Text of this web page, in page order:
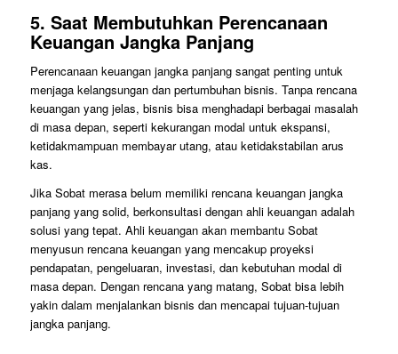
5. Saat Membutuhkan Perencanaan
Keuangan Jangka Panjang
Perencanaan keuangan jangka panjang sangat penting untuk
menjaga kelangsungan dan pertumbuhan bisnis. Tanpa rencana
keuangan yang jelas, bisnis bisa menghadapi berbagai masalah
di masa depan, seperti kekurangan modal untuk ekspansi,
ketidakmampuan membayar utang, atau ketidakstabilan arus
kas.
Jika Sobat merasa belum memiliki rencana keuangan jangka
panjang yang solid, berkonsultasi dengan ahli keuangan adalah
solusi yang tepat. Ahli keuangan akan membantu Sobat
menyusun rencana keuangan yang mencakup proyeksi
pendapatan, pengeluaran, investasi, dan kebutuhan modal di
masa depan. Dengan rencana yang matang, Sobat bisa lebih
yakin dalam menjalankan bisnis dan mencapai tujuan-tujuan
jangka panjang.